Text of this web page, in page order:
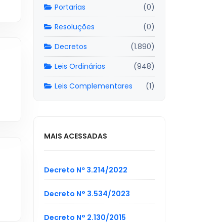
Portarias
(0)
Resoluções
(0)
Decretos
(1.890)
Leis Ordinárias
(948)
Leis Complementares
(1)
MAIS ACESSADAS
Decreto Nº 3.214/2022
Decreto N° 3.534/2023
Decreto N° 2.130/2015